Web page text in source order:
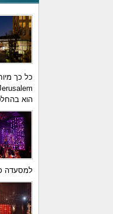
הוא
למסעדה